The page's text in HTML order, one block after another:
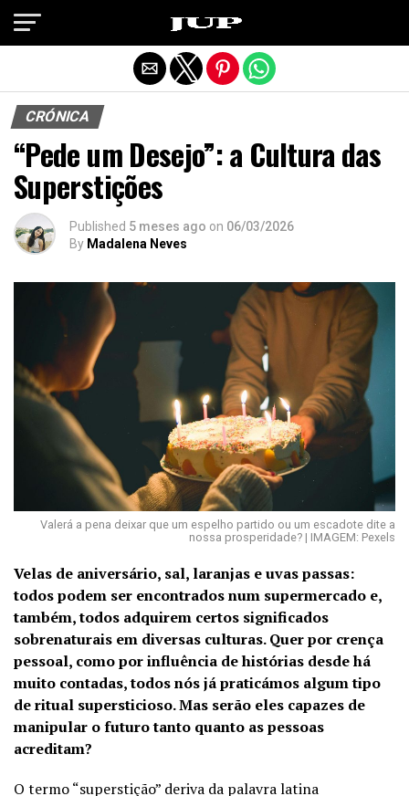
CRÓNICA
“Pede um Desejo”: a Cultura das
Superstições
Published 5 meses ago on 06/03/2026
By Madalena Neves
Valerá a pena deixar que um espelho partido ou um escadote dite a
nossa prosperidade? | IMAGEM: Pexels
Velas de aniversário, sal, laranjas e uvas passas:
todos podem ser encontrados num supermercado e,
também, todos adquirem certos significados
sobrenaturais em diversas culturas. Quer por crença
pessoal, como por influência de histórias desde há
muito contadas, todos nós já praticámos algum tipo
de ritual supersticioso. Mas serão eles capazes de
manipular o futuro tanto quanto as pessoas
acreditam?
O termo “superstição” deriva da palavra latina
Exit mobile version